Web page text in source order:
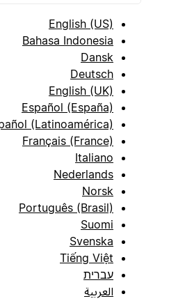
English (US)
Bahasa Indonesia
Dansk
Deutsch
English (UK)
Español (España)
Español (Latinoamérica)
Français (France)
Italiano
Nederlands
Norsk
Português (Brasil)
Suomi
Svenska
Tiếng Việt
עברית
العربية